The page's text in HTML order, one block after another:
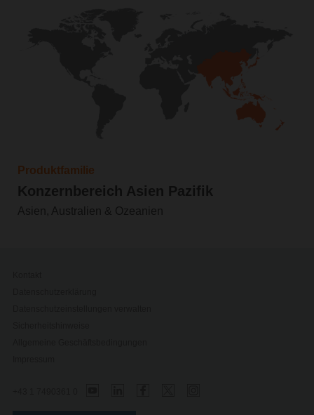
Produktfamilie
Konzernbereich Asien Pazifik
Asien, Australien & Ozeanien